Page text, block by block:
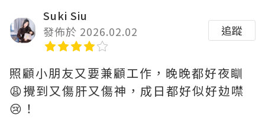
Suki Siu
發佈於 2026.02.02
追蹤
照顧小朋友又要兼顧工作，晚晚都好夜瞓
😩攪到又傷肝又傷神，成日都好似好攰噤
😢！